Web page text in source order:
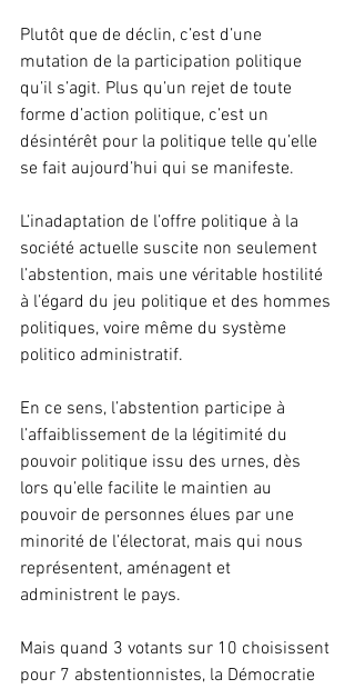
Plutôt que de déclin, c’est d’une
mutation de la participation politique
qu’il s’agit. Plus qu’un rejet de toute
forme d’action politique, c’est un
désintérêt pour la politique telle qu’elle
se fait aujourd’hui qui se manifeste.
L’inadaptation de l’offre politique à la
société actuelle suscite non seulement
l’abstention, mais une véritable hostilité
à l’égard du jeu politique et des hommes
politiques, voire même du système
politico administratif.
En ce sens, l’abstention participe à
l’affaiblissement de la légitimité du
pouvoir politique issu des urnes, dès
lors qu’elle facilite le maintien au
pouvoir de personnes élues par une
minorité de l’électorat, mais qui nous
représentent, aménagent et
administrent le pays.
Mais quand 3 votants sur 10 choisissent
pour 7 abstentionnistes, la Démocratie